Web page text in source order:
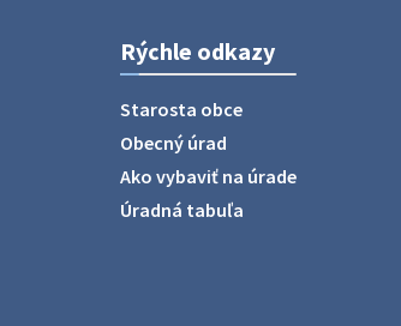
Rýchle odkazy
Starosta obce
Obecný úrad
Ako vybaviť na úrade
Úradná tabuľa